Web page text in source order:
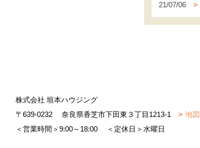
21/07/06
株式会社 垣本ハウジング
〒639-0232
奈良県香芝市下田東３丁目1213-1 地図
＜営業時間＞9:00～18:00
＜定休日＞水曜日